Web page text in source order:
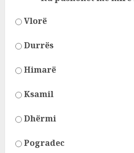
Vlorë
Durrës
Himarë
Ksamil
Dhërmi
Pogradec